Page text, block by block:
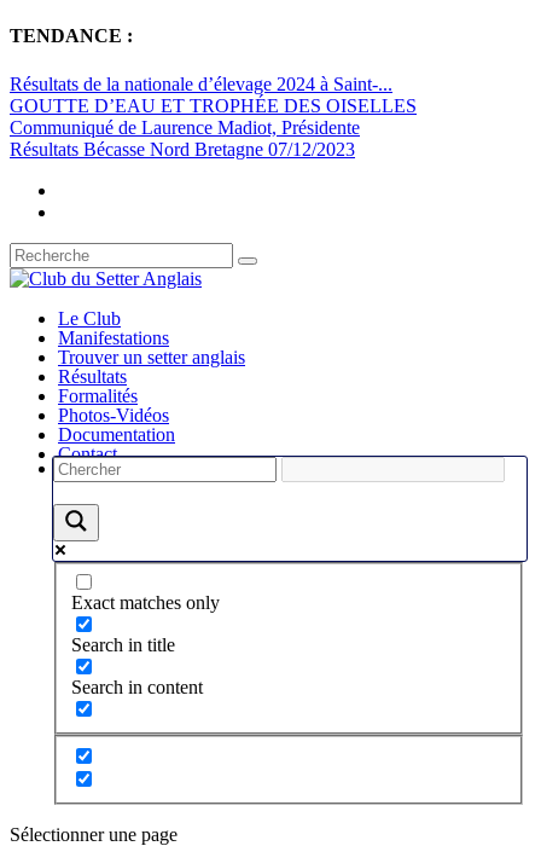
TENDANCE :
Résultats de la nationale d’élevage 2024 à Saint-...
GOUTTE D’EAU ET TROPHÉE DES OISELLES
Communiqué de Laurence Madiot, Présidente
Résultats Bécasse Nord Bretagne 07/12/2023
Le Club
Manifestations
Trouver un setter anglais
Résultats
Formalités
Photos-Vidéos
Documentation
Contact
Exact matches only
Search in title
Search in content
Sélectionner une page